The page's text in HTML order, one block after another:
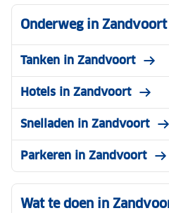
Onderweg in Zandvoort
Tanken in Zandvoort
Hotels in Zandvoort
Snelladen in Zandvoort
Parkeren in Zandvoort
Wat te doen in